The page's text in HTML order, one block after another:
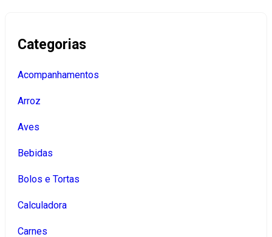
Categorias
Acompanhamentos
Arroz
Aves
Bebidas
Bolos e Tortas
Calculadora
Carnes